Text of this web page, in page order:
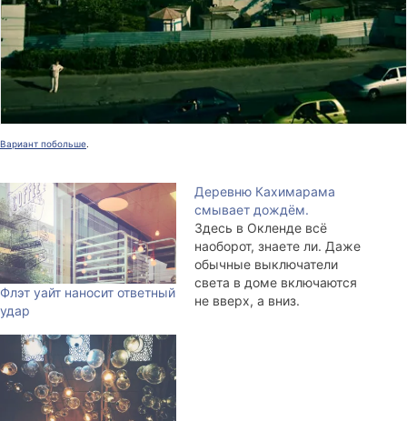
Вариант побольше.
Флэт уайт наносит ответный
удар
Деревню Кахимарама
смывает дождём.
Здесь в Окленде всё
наоборот, знаете ли. Даже
обычные выключатели
света в доме включаются
не вверх, а вниз.